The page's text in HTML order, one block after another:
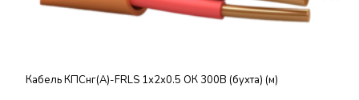
Кабель КПСнг(А)-FRLS 1х2х0.5 ОК 300В (бухта) (м)